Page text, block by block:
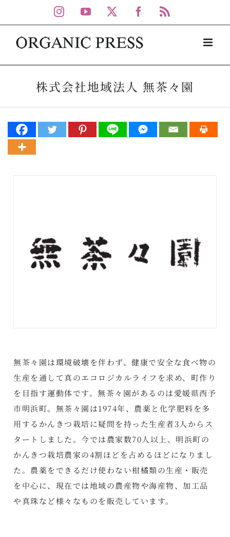
to
content
Instagram
YouTube Facebook
株式会社地域法人 無茶々園
無茶々園は環境破壊を伴わず、健康で安全な食べ物の
生産を通して真のエコロジカルライフを求め、町作り
を目指す運動体です。無茶々園があるのは愛媛県西予
市明浜町。無茶々園は1974年、農薬と化学肥料を多
用するかんきつ栽培に疑問を持った生産者3人からス
タートしました。今では農家数70人以上、明浜町の
かんきつ栽培農家の4割ほどを占めるほどになりまし
た。農薬をできるだけ使わない柑橘類の生産・販売
を中心に、現在では地域の農産物や海産物、加工品
や真珠など様々なものを販売しています。